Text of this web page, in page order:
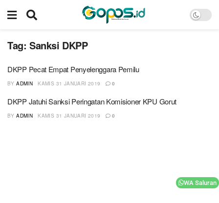
Tag: Sanksi DKPP
DKPP Pecat Empat Penyelenggara Pemilu
BY ADMIN KAMIS 31 JANUARI 2019 0
DKPP Jatuhi Sanksi Peringatan Komisioner KPU Gorut
BY ADMIN KAMIS 31 JANUARI 2019 0
WA Saluran